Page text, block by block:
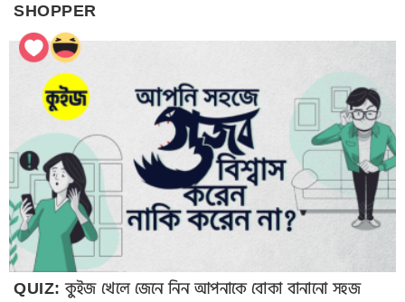
SHOPPER
QUIZ: কুইজ খেলে জেনে নিন আপনাকে বোকা বানানো সহজ